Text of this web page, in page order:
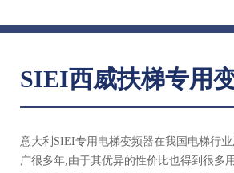
SIEI西威扶梯专用
意大利SIEI专用电梯变频器在我国电梯行
广很多年,由于其优异的性价比也得到很多